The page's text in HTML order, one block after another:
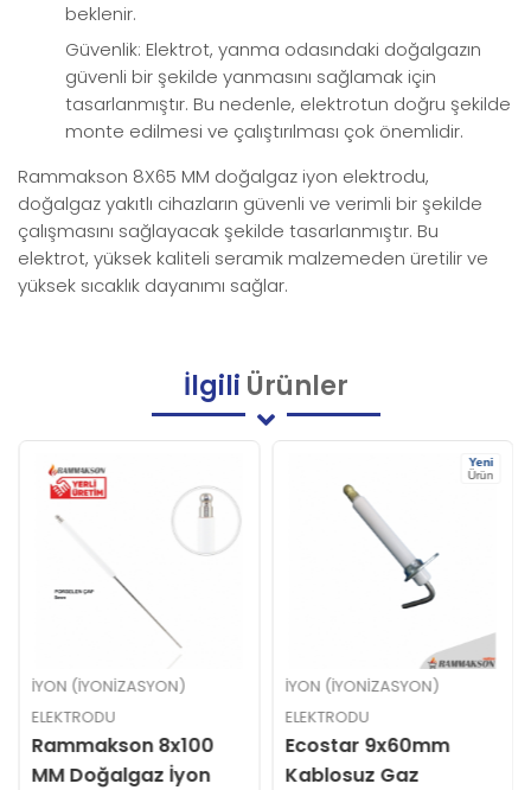
beklenir.
Güvenlik: Elektrot, yanma odasındaki doğalgazın
güvenli bir şekilde yanmasını sağlamak için
tasarlanmıştır. Bu nedenle, elektrotun doğru şekilde
monte edilmesi ve çalıştırılması çok önemlidir.
Rammakson 8X65 MM doğalgaz iyon elektrodu,
doğalgaz yakıtlı cihazların güvenli ve verimli bir şekilde
çalışmasını sağlayacak şekilde tasarlanmıştır. Bu
elektrot, yüksek kaliteli seramik malzemeden üretilir ve
yüksek sıcaklık dayanımı sağlar.
İlgili Ürünler
İYON (İYONIZASYON)
ELEKTRODU
Rammakson 8x100
MM Doğalgaz İyon
Yeni
Ürün
İYON (İYONIZASYON)
ELEKTRODU
Ecostar 9x60mm
Kablosuz Gaz